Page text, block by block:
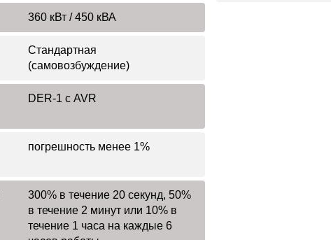
360 кВт / 450 кВА
Стандартная
(самовозбуждение)
DER-1 с AVR
погрешность менее 1%
300% в течение 20 секунд, 50%
в течение 2 минут или 10% в
течение 1 часа на каждые 6